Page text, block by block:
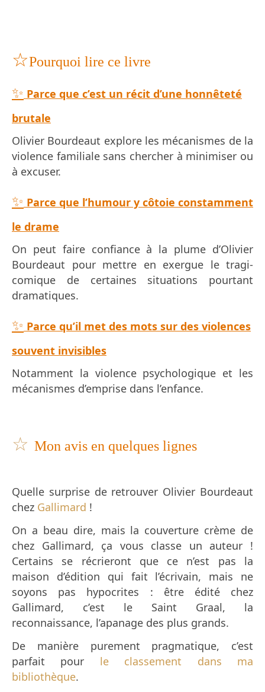
☆Pourquoi lire ce livre
✨ Parce que c’est un récit d’une honnêteté
brutale
Olivier Bourdeaut explore les mécanismes de la
violence familiale sans chercher à minimiser ou
à excuser.
✨ Parce que l’humour y côtoie constamment
le drame
On peut faire confiance à la plume d’Olivier
Bourdeaut pour mettre en exergue le tragi-
comique de certaines situations pourtant
dramatiques.
✨ Parce qu’il met des mots sur des violences
souvent invisibles
Notamment la violence psychologique et les
mécanismes d’emprise dans l’enfance.
☆ Mon avis en quelques lignes
Quelle surprise de retrouver Olivier Bourdeaut
chez Gallimard !
On a beau dire, mais la couverture crème de
chez Gallimard, ça vous classe un auteur !
Certains se récrieront que ce n’est pas la
maison d’édition qui fait l’écrivain, mais ne
soyons pas hypocrites : être édité chez
Gallimard, c’est le Saint Graal, la
reconnaissance, l’apanage des plus grands.
De manière purement pragmatique, c’est
parfait pour le classement dans ma
bibliothèque.